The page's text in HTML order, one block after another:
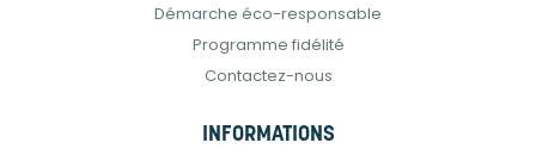
Démarche éco-responsable
Programme fidélité
Contactez-nous
INFORMATIONS